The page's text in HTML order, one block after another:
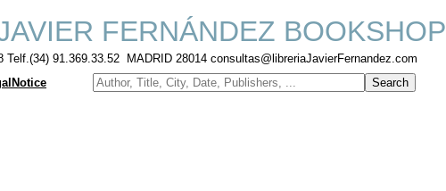
FERNÁNDEZ BOOKSHOP
Telf.(34) 91.369.33.52 MADRID 28014 consultas@libreriaJavierFernandez.com